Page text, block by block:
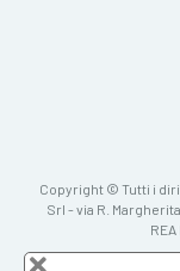
Copyright © Tutti i
Srl - via R.